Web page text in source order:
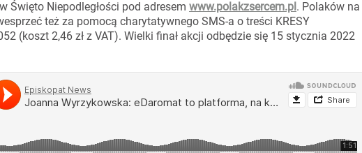
Święto Niepodległości pod adresem www.polakzsercem.pl. Polaków na
też za pomocą charytatywnego SMS-a o treści KRESY
(koszt 2,46 zł z VAT). Wielki finał akcji odbędzie się 15 stycznia 2022